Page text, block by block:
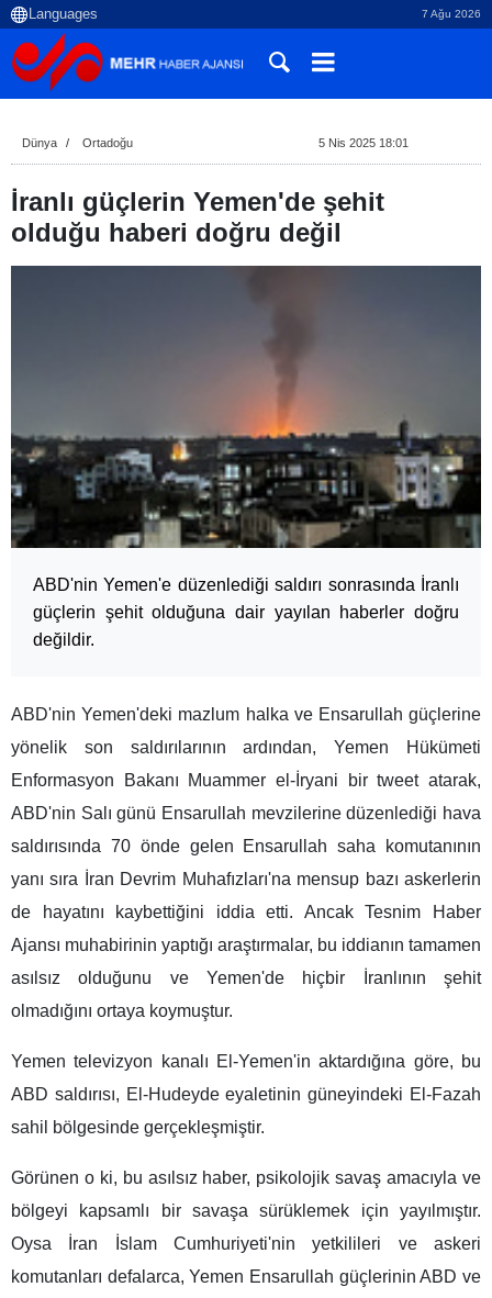
7 Ağu 2026
Dünya Ortadoğu 5 Nis 2025 18:01
İranlı güçlerin Yemen'de şehit
olduğu haberi doğru değil
ABD'nin Yemen'e düzenlediği saldırı sonrasında İranlı
güçlerin şehit olduğuna dair yayılan haberler doğru
değildir.
ABD'nin Yemen'deki mazlum halka ve Ensarullah güçlerine
yönelik son saldırılarının ardından, Yemen Hükümeti
Enformasyon Bakanı Muammer el-İryani bir tweet atarak,
ABD'nin Salı günü Ensarullah mevzilerine düzenlediği hava
saldırısında 70 önde gelen Ensarullah saha komutanının
yanı sıra İran Devrim Muhafızları'na mensup bazı askerlerin
de hayatını kaybettiğini iddia etti. Ancak Tesnim Haber
Ajansı muhabirinin yaptığı araştırmalar, bu iddianın tamamen
asılsız olduğunu ve Yemen'de hiçbir İranlının şehit
olmadığını ortaya koymuştur.
Yemen televizyon kanalı El-Yemen'in aktardığına göre, bu
ABD saldırısı, El-Hudeyde eyaletinin güneyindeki El-Fazah
sahil bölgesinde gerçekleşmiştir.
Görünen o ki, bu asılsız haber, psikolojik savaş amacıyla ve
bölgeyi kapsamlı bir savaşa sürüklemek için yayılmıştır.
Oysa İran İslam Cumhuriyeti'nin yetkilileri ve askeri
komutanları defalarca, Yemen Ensarullah güçlerinin ABD ve